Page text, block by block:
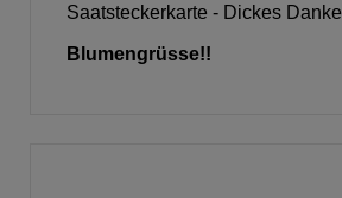
Saatsteckerkarte - Dickes Danke
Blumengrüsse!!